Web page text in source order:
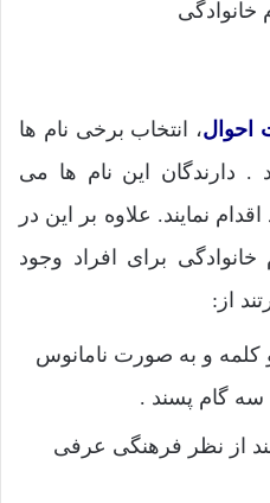
احوال، انتخاب برخی نام ها
. دارندگان این نام ها می
نمایند. علاوه بر این در
خانوادگی برای افراد وجود
از:
کلمه و به صورت نامانوس
سه گام پسند .
از نظر فرهنگی عرفی